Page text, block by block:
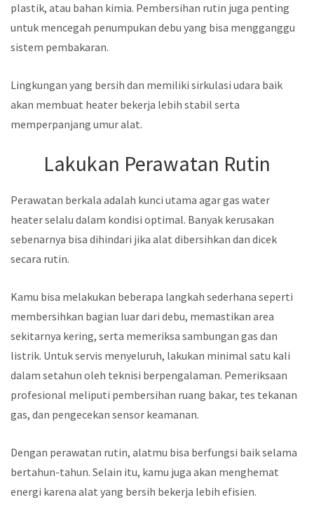
plastik, atau bahan kimia. Pembersihan rutin juga penting
untuk mencegah penumpukan debu yang bisa mengganggu
sistem pembakaran.
Lingkungan yang bersih dan memiliki sirkulasi udara baik
akan membuat heater bekerja lebih stabil serta
memperpanjang umur alat.
Lakukan Perawatan Rutin
Perawatan berkala adalah kunci utama agar gas water
heater selalu dalam kondisi optimal. Banyak kerusakan
sebenarnya bisa dihindari jika alat dibersihkan dan dicek
secara rutin.
Kamu bisa melakukan beberapa langkah sederhana seperti
membersihkan bagian luar dari debu, memastikan area
sekitarnya kering, serta memeriksa sambungan gas dan
listrik. Untuk servis menyeluruh, lakukan minimal satu kali
dalam setahun oleh teknisi berpengalaman. Pemeriksaan
profesional meliputi pembersihan ruang bakar, tes tekanan
gas, dan pengecekan sensor keamanan.
Dengan perawatan rutin, alatmu bisa berfungsi baik selama
bertahun-tahun. Selain itu, kamu juga akan menghemat
energi karena alat yang bersih bekerja lebih efisien.